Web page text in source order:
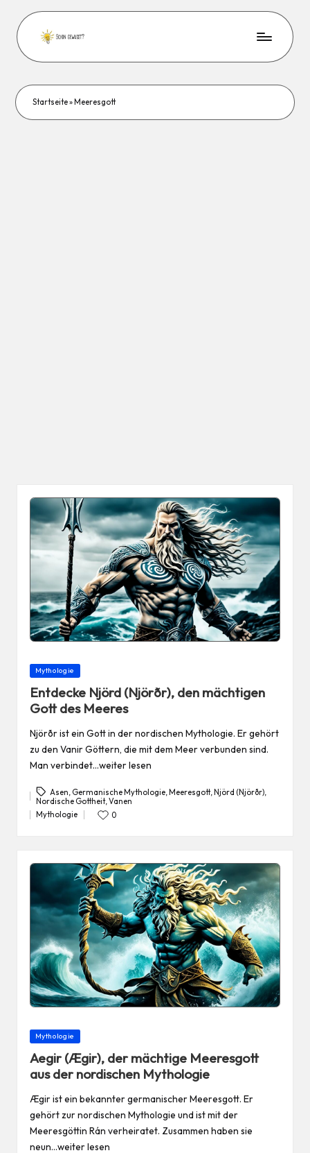
Startseite» Meeresgott
Posted
Mythologie
Entdecke Njörd (Njörðr), den mächtigen
Gott des Meeres
Njörðr ist ein Gott in der nordischen Mythologie. Er gehört
zu den Vanir Göttern, die mit dem Meer verbunden sind.
Man verbindet…weiter lesen
Tags:
Asen Germanische Mythologie ,Meeresgott,Njörd (Njörðr)
Nordische Gottheit, Vanen
Posted
Mythologie 0
Posted
Mythologie
Aegir (Ægir), der mächtige Meeresgott
aus der nordischen Mythologie
Ægir ist ein bekannter germanischer Meeresgott. Er
gehört zur nordischen Mythologie und ist mit der
Meeresgöttin Rán verheiratet. Zusammen haben sie
neun…weiter lesen